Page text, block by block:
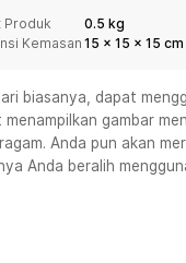
(09:00-20:00), Minggu/Libur
(07:00 - 20:00), Sabtu -
- 20:00), Sabtu -
Produk
0.5 kg
Kemasan 15 x 15 x 15 cm
biasanya, dapat
gambar
Anda pun akan
Anda beralih